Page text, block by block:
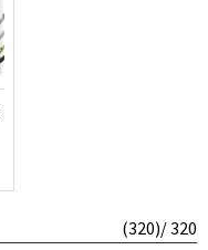
(320)/ 320